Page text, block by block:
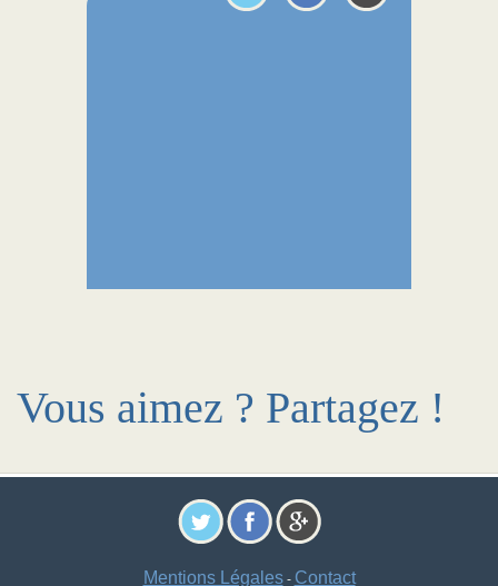
Vous aimez ? Partagez !
Mentions Légales- Contact